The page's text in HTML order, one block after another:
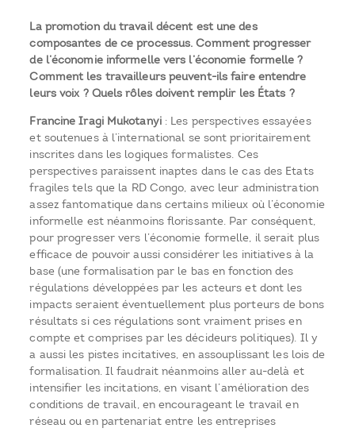
La promotion du travail décent est une des
composantes de ce processus. Comment progresser
de l’économie informelle vers l’économie formelle ?
Comment les travailleurs peuvent-ils faire entendre
leurs voix ? Quels rôles doivent remplir les États ?
Francine Iragi Mukotanyi : Les perspectives essayées
et soutenues à l’international se sont prioritairement
inscrites dans les logiques formalistes. Ces
perspectives paraissent inaptes dans le cas des Etats
fragiles tels que la RD Congo, avec leur administration
assez fantomatique dans certains milieux où l’économie
informelle est néanmoins florissante. Par conséquent,
pour progresser vers l’économie formelle, il serait plus
efficace de pouvoir aussi considérer les initiatives à la
base (une formalisation par le bas en fonction des
régulations développées par les acteurs et dont les
impacts seraient éventuellement plus porteurs de bons
résultats si ces régulations sont vraiment prises en
compte et comprises par les décideurs politiques). Il y
a aussi les pistes incitatives, en assouplissant les lois de
formalisation. Il faudrait néanmoins aller au-delà et
intensifier les incitations, en visant l’amélioration des
conditions de travail, en encourageant le travail en
réseau ou en partenariat entre les entreprises